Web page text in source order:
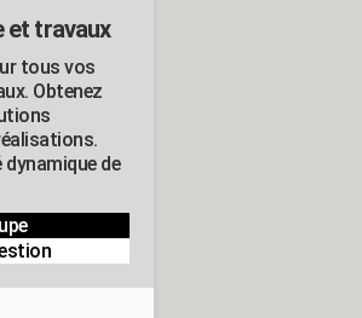
et travaux
tous vos
Obtenez
de